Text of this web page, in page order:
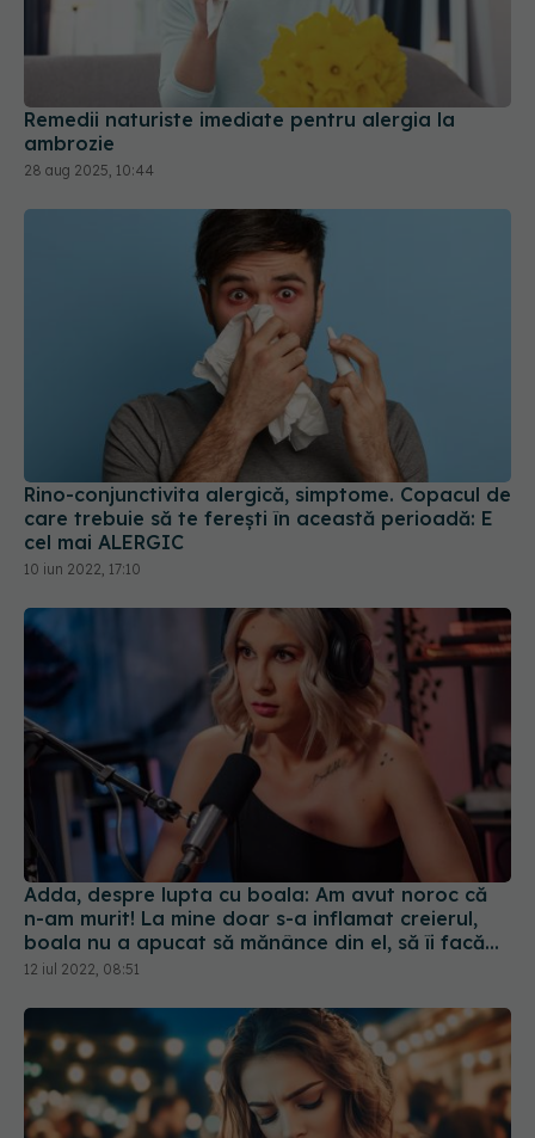
Remedii naturiste imediate pentru alergia la
ambrozie
28 aug 2025, 10:44
Rino-conjunctivita alergică, simptome. Copacul de
care trebuie să te ferești în această perioadă: E
cel mai ALERGIC
10 iun 2022, 17:10
Adda, despre lupta cu boala: Am avut noroc că
n-am murit! La mine doar s-a inflamat creierul,
boala nu a apucat să mănânce din el, să îi facă
găurele
12 iul 2022, 08:51